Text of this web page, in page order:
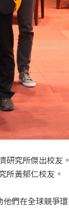
研究所傑出校友。
所黃郁仁校友。
們在全球競爭環